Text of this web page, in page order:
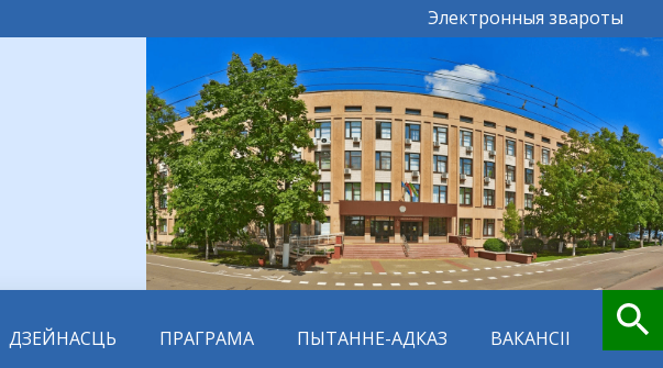
Электронныя звароты
ДЗЕЙНАСЦЬ ПРАГРАМА ПЫТАННЕ-АДКАЗ ВАКАНСІІ